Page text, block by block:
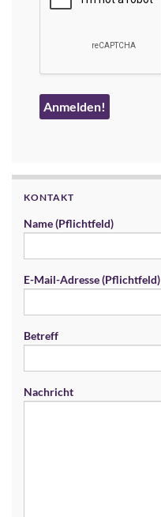
KONTAKT
Name (Pflichtfeld)
E-Mail-Adresse (Pflichtfeld)
Betreff
Nachricht